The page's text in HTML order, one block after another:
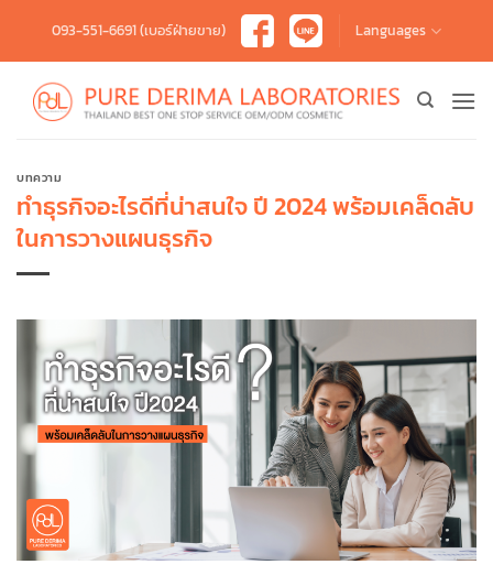
content
093-551-6691 (เบอร์ฝ่ายขาย) Languages
บทความ
ทำธุรกิจอะไรดีที่น่าสนใจ ปี 2024 พร้อมเคล็ดลับ
ในการวางแผนธุรกิจ